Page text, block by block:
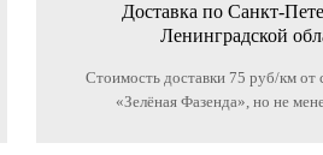
Доставка по Санкт-
Ленинградской
Стоимость доставки 75 руб/км от
«Зелёная Фазенда», но не